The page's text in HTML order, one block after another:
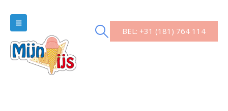
BEL: +31 (181) 764 114